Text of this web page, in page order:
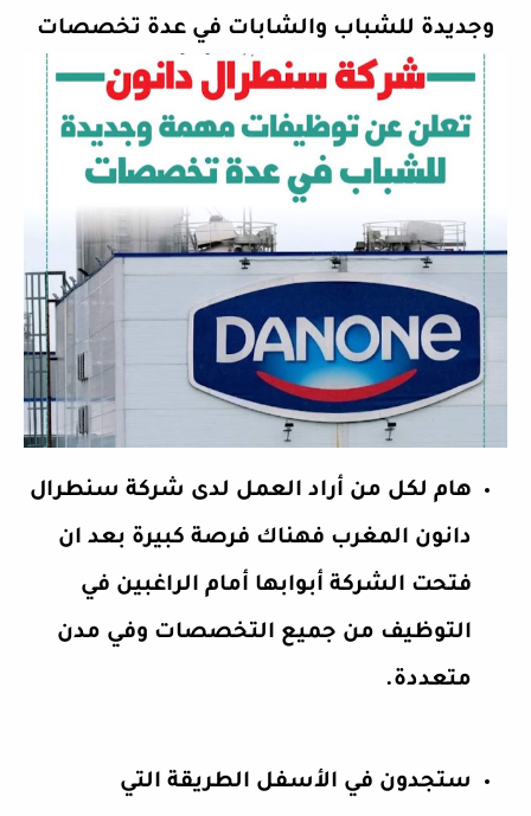
وجديدة للشباب والشابات في عدة تخصصات
هام لكل من أراد العمل لدى شركة سنطرال
دانون المغرب فهناك فرصة كبيرة بعد ان
فتحت الشركة أبوابها أمام الراغبين في
التوظيف من جميع التخصصات وفي مدن
متعددة.
ستجدون في الأسفل الطريقة التي